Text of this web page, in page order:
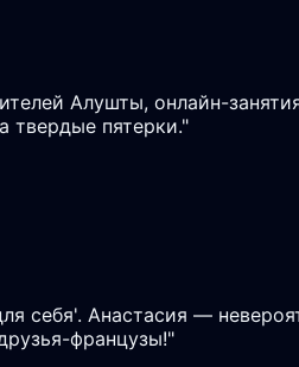
Алушты, онлайн-
твердые пятерки."
себя'. Анастасия —
французы!"